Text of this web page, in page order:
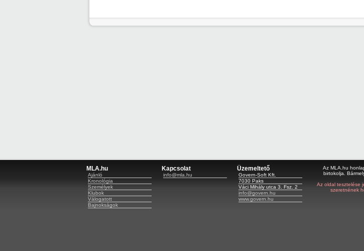
MLA.hu
Ajánló
Kronológia
Személyek
Klubok
Válogatott
Bajnokságok
Kapcsolat
info@mla.hu
Üzemeltető
Govern-Soft Kft.
7030 Paks
Váci Mihály utca 3. Fsz. 2
info@govern.hu
www.govern.hu
Az MLA.hu
birtokolja.
Az oldal tesztelése
szeretnének